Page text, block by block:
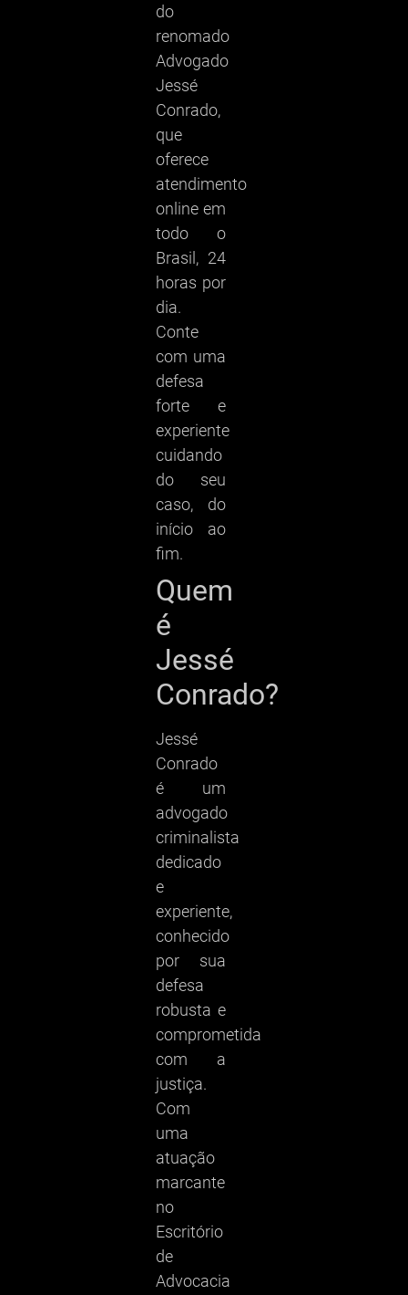
do
renomado
Advogado
Jessé
Conrado,
que
oferece
atendimento
online em
todo o
Brasil, 24
horas por
dia.
Conte
com uma
defesa
forte e
experiente
cuidando
do seu
caso, do
início ao
fim.
Quem
é
Jessé
Conrado?
Jessé
Conrado
é um
advogado
criminalista
dedicado
e
experiente,
conhecido
por sua
defesa
robusta e
comprometida
com a
justiça.
Com
uma
atuação
marcante
no
Escritório
de
Advocacia